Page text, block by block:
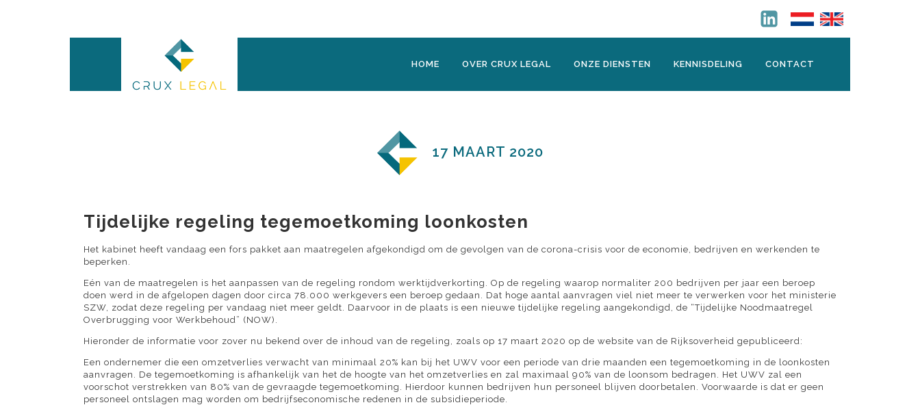
HOME OVER CRUX LEGAL ONZE DIENSTEN KENNISDELING CONTACT
17 MAART 2020
Tijdelijke regeling tegemoetkoming loonkosten
Het kabinet heeft vandaag een fors pakket aan maatregelen afgekondigd om de gevolgen van de corona-crisis voor de economie, bedrijven en werkenden te
beperken.
Eén van de maatregelen is het aanpassen van de regeling rondom werktijdverkorting. Op de regeling waarop normaliter 200 bedrijven per jaar een beroep
doen werd in de afgelopen dagen door circa 78.000 werkgevers een beroep gedaan. Dat hoge aantal aanvragen viel niet meer te verwerken voor het ministerie
SZW, zodat deze regeling per vandaag niet meer geldt. Daarvoor in de plaats is een nieuwe tijdelijke regeling aangekondigd, de “Tijdelijke Noodmaatregel
Overbrugging voor Werkbehoud” (NOW).
Hieronder de informatie voor zover nu bekend over de inhoud van de regeling, zoals op 17 maart 2020 op de website van de Rijksoverheid gepubliceerd:
Een ondernemer die een omzetverlies verwacht van minimaal 20% kan bij het UWV voor een periode van drie maanden een tegemoetkoming in de loonkosten
aanvragen. De tegemoetkoming is afhankelijk van het de hoogte van het omzetverlies en zal maximaal 90% van de loonsom bedragen. Het UWV zal een
voorschot verstrekken van 80% van de gevraagde tegemoetkoming. Hierdoor kunnen bedrijven hun personeel blijven doorbetalen. Voorwaarde is dat er geen
personeel ontslagen mag worden om bedrijfseconomische redenen in de subsidieperiode.